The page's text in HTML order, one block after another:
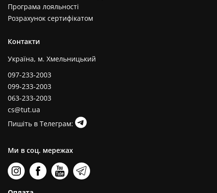
Програма лояльності
Розрахунок сертифікатом
Контакти
Україна, м. Хмельницький
097-233-2003
099-233-2003
063-233-2003
cs@tut.ua
Пишіть в Телеграм:
Ми в соц. мережах